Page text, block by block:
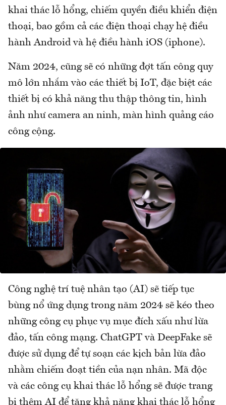
khai thác lỗ hổng, chiếm quyền điều khiển điện
thoại, bao gồm cả các điện thoại chạy hệ điều
hành Android và hệ điều hành iOS (iphone).
Năm 2024, cũng sẽ có những đợt tấn công quy
mô lớn nhắm vào các thiết bị IoT, đặc biệt các
thiết bị có khả năng thu thập thông tin, hình
ảnh như camera an ninh, màn hình quảng cáo
công cộng.
Công nghệ trí tuệ nhân tạo (AI) sẽ tiếp tục
bùng nổ ứng dụng trong năm 2024 sẽ kéo theo
những công cụ phục vụ mục đích xấu như lừa
đảo, tấn công mạng. ChatGPT và DeepFake sẽ
được sử dụng để tự soạn các kịch bản lừa đảo
nhằm chiếm đoạt tiền của nạn nhân. Mã độc
và các công cụ khai thác lỗ hổng sẽ được trang
bị thêm AI để tăng khả năng khai thác lỗ hổng